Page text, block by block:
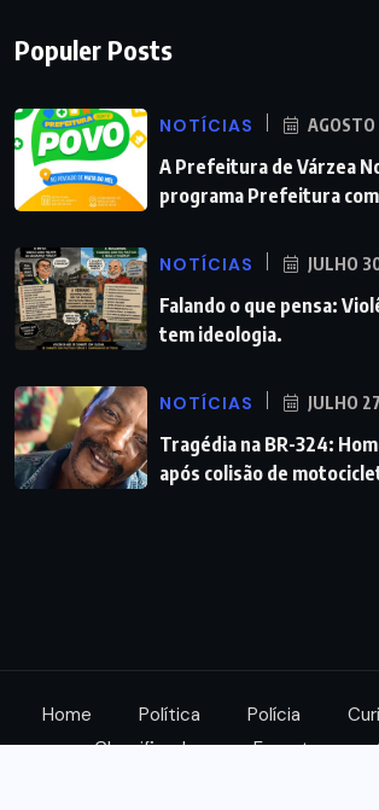
Populer Posts
NOTÍCIAS
A Prefeitura de Várzea
programa Prefeitura com
NOTÍCIAS JULHO
Falando o que pensa:
tem ideologia.
NOTÍCIAS JULHO
Tragédia na BR-324:
após colisão de
Home Política Polícia
Classificados
Esportes